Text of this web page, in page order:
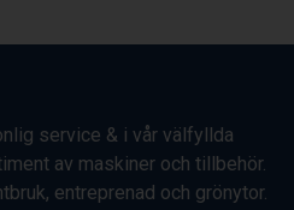
service & i vår välfyllda
av maskiner och tillbehör.
entreprenad och grönytor.